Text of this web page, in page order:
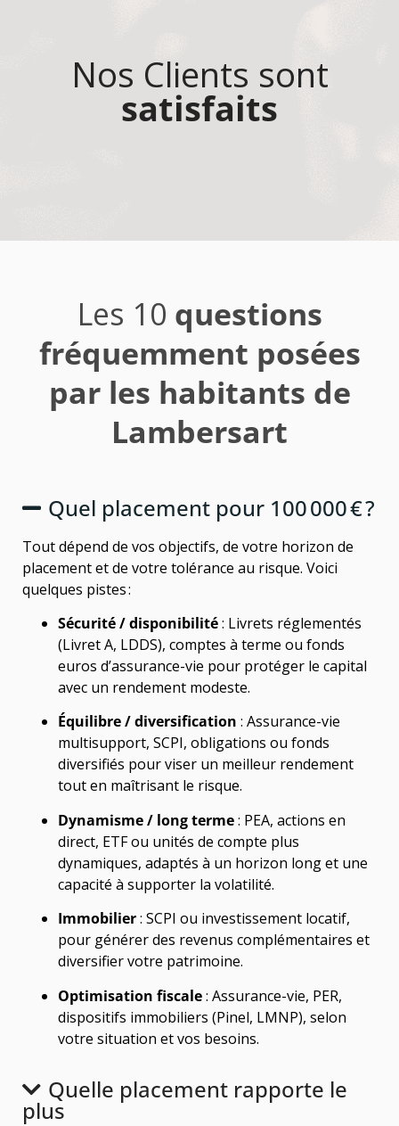
Nos Clients sont
satisfaits
Les 10 questions
fréquemment posées
par les habitants de
Lambersart
Quel placement pour 100 000 € ?
Tout dépend de vos objectifs, de votre horizon de
placement et de votre tolérance au risque. Voici
quelques pistes :
Sécurité / disponibilité: Livrets réglementés
(Livret A, LDDS), comptes à terme ou fonds
euros d’assurance-vie pour protéger le capital
avec un rendement modeste.
Équilibre / diversification : Assurance-vie
multisupport, SCPI, obligations ou fonds
diversifiés pour viser un meilleur rendement
tout en maîtrisant le risque.
Dynamisme / long terme: PEA, actions en
direct, ETF ou unités de compte plus
dynamiques, adaptés à un horizon long et une
capacité à supporter la volatilité.
Immobilier: SCPI ou investissement locatif,
pour générer des revenus complémentaires et
diversifier votre patrimoine.
Optimisation fiscale: Assurance-vie, PER,
dispositifs immobiliers (Pinel, LMNP), selon
votre situation et vos besoins.
Quelle placement rapporte le
plus